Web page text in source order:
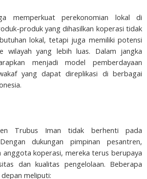
memperkuat perekonomian lokal di
produk yang dihasilkan koperasi tidak
lokal, tetapi juga memiliki potensi
wilayah yang lebih luas. Dalam jangka
menjadi model pemberdayaan
yang dapat direplikasi di berbagai
Trubus Iman tidak berhenti pada
dukungan pimpinan pesantren,
anggota koperasi, mereka terus berupaya
dan kualitas pengelolaan. Beberapa
meliputi: